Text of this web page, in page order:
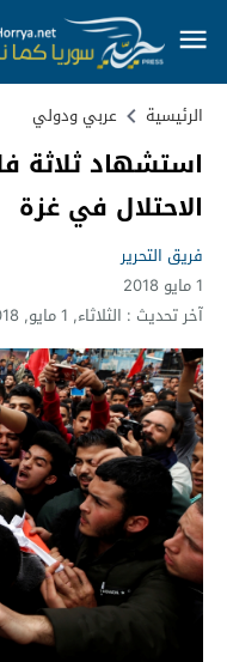
الرئيسية عربي ودولي
استشهاد ثلاثة
الاحتلال في غزة
فريق التحرير
1 مايو 2018
آخر تحديث : الثلاثاء, 1 مايو, 2018 - 3:30 صباحًا